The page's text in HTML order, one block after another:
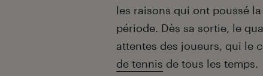
les raisons qui ont poussé
période. Dès sa sortie, le
attentes des joueurs, qui le
de tennis de tous les temps.